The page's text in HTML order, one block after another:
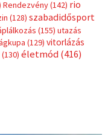
Rendezvény(142) rio
(128) szabadidősport
(155) utazás
(129) vitorlázás
(130) életmód(416)